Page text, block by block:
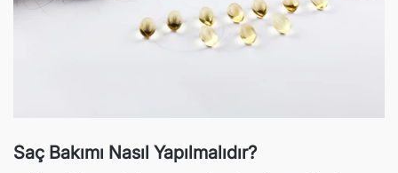
Saç Bakımı Nasıl Yapılmalıdır?